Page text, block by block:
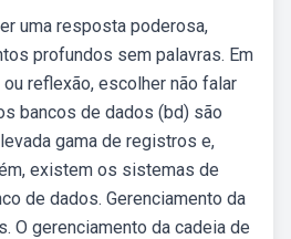
uma resposta poderosa,
profundos sem palavras. Em
reflexão, escolher não falar
bancos de dados (bd) são
gama de registros e,
existem os sistemas de
de dados. Gerenciamento da
O gerenciamento da cadeia de